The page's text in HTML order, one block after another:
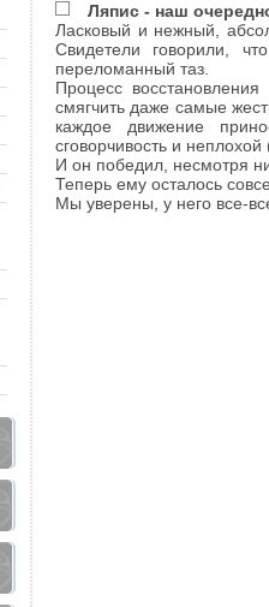
Ляпис - наш
Ласковый и нежный,
Свидетели говорили,
переломанный таз.
Процесс
смягчить даже самые
каждое движение
сговорчивость и
И он победил, несмотря
Теперь ему осталось
Мы уверены, у него все-